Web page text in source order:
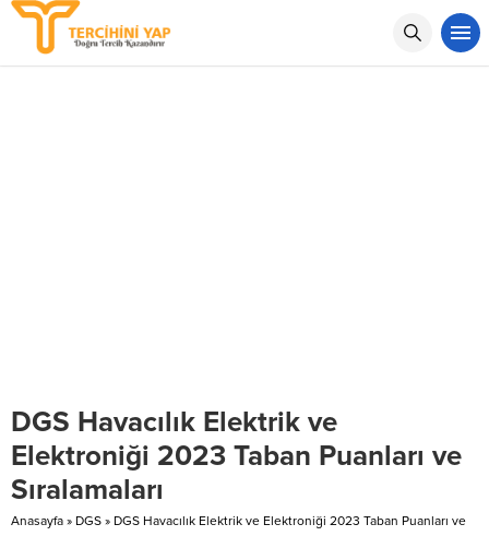
DGS Havacılık Elektrik ve
Elektroniği 2023 Taban Puanları ve
Sıralamaları
Anasayfa » DGS » DGS Havacılık Elektrik ve Elektroniği 2023 Taban Puanları ve